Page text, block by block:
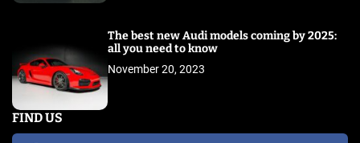
The best new Audi models coming by 2025:
all you need to know
November 20, 2023
FIND US